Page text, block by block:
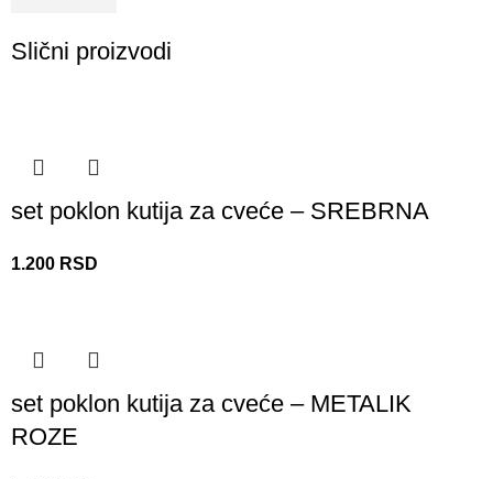
Slični proizvodi
set poklon kutija za cveće – SREBRNA
1.200 RSD
set poklon kutija za cveće – METALIK
ROZE